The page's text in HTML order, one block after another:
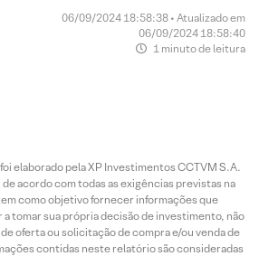
06/09/2024 18:58:38 • Atualizado em
06/09/2024 18:58:40
1 minuto de leitura
elaborado pela XP Investimentos CCTVM S.A.
de acordo com todas as exigências previstas na
como objetivo fornecer informações que
a tomar sua própria decisão de investimento, não
oferta ou solicitação de compra e/ou venda de
contidas neste relatório são consideradas